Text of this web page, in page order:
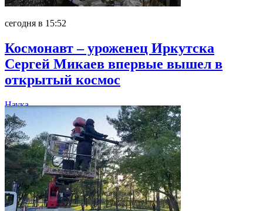
сегодня в 15:52
Космонавт – уроженец Иркутска
Сергей Микаев впервые вышел в
открытый космос
Наука